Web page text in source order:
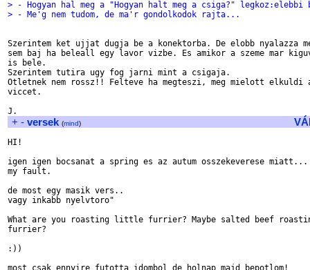
> - Hogyan hal meg a "Hogyan halt meg a csiga?" legkoz:elebbi
> - Me'g nem tudom, de ma'r gondolkodok rajta...
Szerintem ket ujjat dugja be a konektorba. De elobb nyalazza
sem baj ha beleall egy lavor vizbe. Es amikor a szeme mar
is bele.
Szerintem tutira ugy fog jarni mint a csigaja.
Otletnek nem rossz!! Felteve ha megteszi, meg mielott elkuldi
viccet.
+ - versek (mind)
HI!
igen igen bocsanat a spring es az autum osszekeverese miatt...
my fault.
de most egy masik vers..
vagy inkabb nyelvtoro"
What are you roasting little furrier? Maybe salted beef
furrier?
:))
most csak ennyire futotta idombol de holnap majd bepotlom!